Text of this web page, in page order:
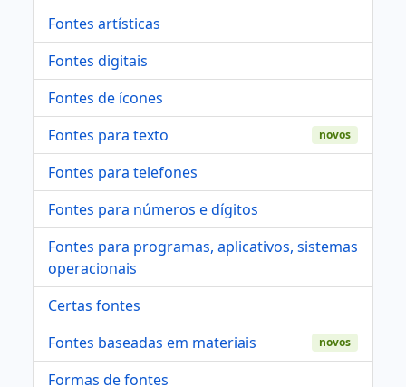
Fontes artísticas
Fontes digitais
Fontes de ícones
Fontes para texto
novos
Fontes para telefones
Fontes para números e dígitos
Fontes para programas, aplicativos, sistemas
operacionais
Certas fontes
Fontes baseadas em materiais
novos
Formas de fontes